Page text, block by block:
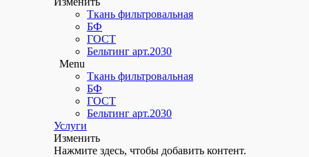
Ткань фильтровальная
БФ
ГОСТ
Бельтинг арт.2030
Menu
Ткань фильтровальная
БФ
ГОСТ
Бельтинг арт.2030
Услуги
Изменить
Нажмите здесь, чтобы добавить контент.